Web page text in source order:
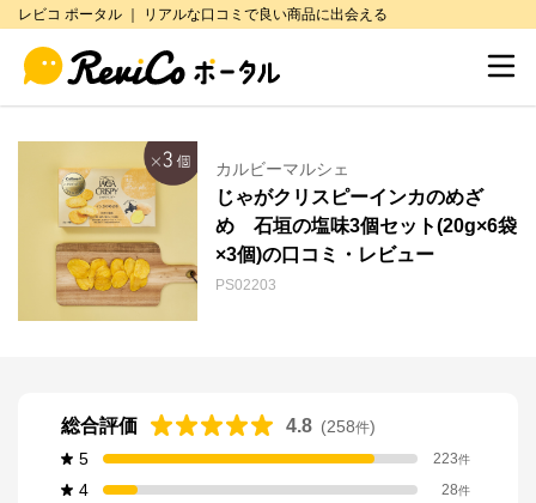
レビコ ポータル ｜ リアルな口コミで良い商品に出会える
カルビーマルシェ
じゃがクリスピーインカのめざ
め 石垣の塩味3個セット(20g×6袋
×3個)の口コミ・レビュー
PS02203
総合評価 4.8 (258件)
5
223件
4 28件